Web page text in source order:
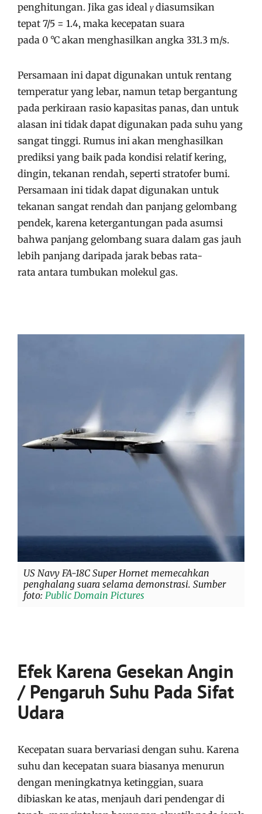
penghitungan. Jika gas ideal γdiasumsikan
tepat 7/5 = 1.4, maka kecepatan suara
pada 0 °C akan menghasilkan angka 331.3 m/s.
Persamaan ini dapat digunakan untuk rentang
temperatur yang lebar, namun tetap bergantung
pada perkiraan rasio kapasitas panas, dan untuk
alasan ini tidak dapat digunakan pada suhu yang
sangat tinggi. Rumus ini akan menghasilkan
prediksi yang baik pada kondisi relatif kering,
dingin, tekanan rendah, seperti stratofer bumi.
Persamaan ini tidak dapat digunakan untuk
tekanan sangat rendah dan panjang gelombang
pendek, karena ketergantungan pada asumsi
bahwa panjang gelombang suara dalam gas jauh
lebih panjang daripada jarak bebas rata-
rata antara tumbukan molekul gas.
US Navy FA-18C Super Hornet memecahkan
penghalang suara selama demonstrasi. Sumber
foto: Public Domain Pictures
Efek Karena Gesekan Angin
/ Pengaruh Suhu Pada Sifat
Udara
Kecepatan suara bervariasi dengan suhu. Karena
suhu dan kecepatan suara biasanya menurun
dengan meningkatnya ketinggian, suara
dibiaskan ke atas, menjauh dari pendengar di